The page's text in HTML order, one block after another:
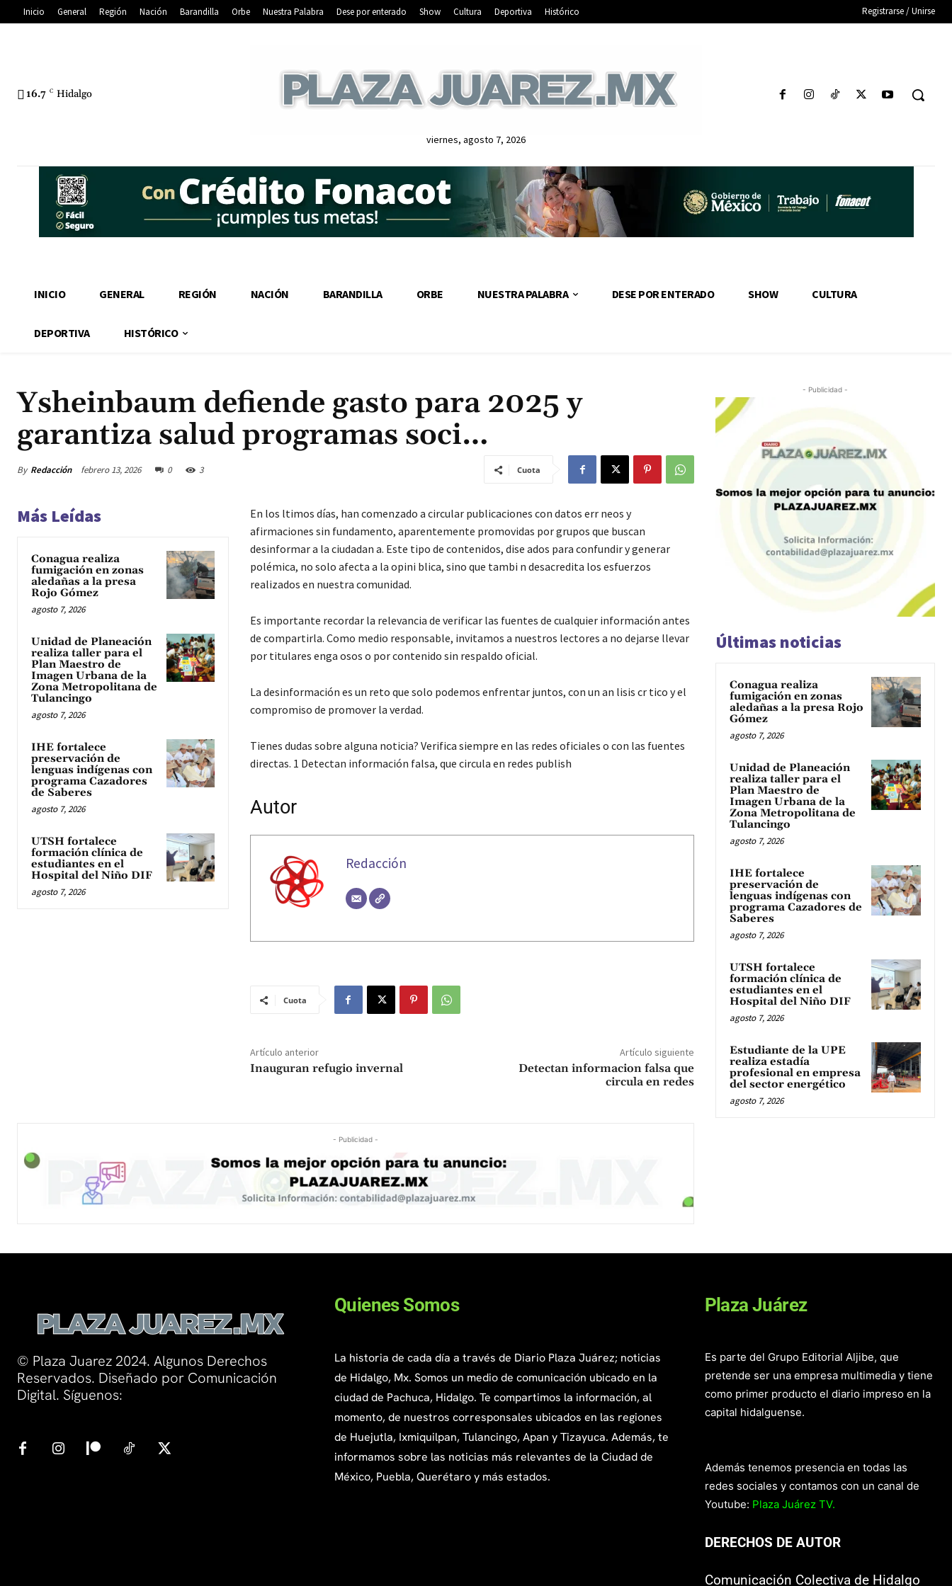
Inicio General Región Nación Barandilla Orbe Nuestra Palabra Dese por enterado Show Cultura Deportiva Histórico Registrarse / Unirse
16.7 C Hidalgo
viernes, agosto 7, 2026
INICIO GENERAL REGIÓN NACIÓN BARANDILLA ORBE NUESTRA PALABRA DESE POR ENTERADO SHOW CULTURA
DEPORTIVA HISTÓRICO
Ysheinbaum defiende gasto para 2025 y
garantiza salud programas soci…
By Redacción febrero 13, 2026 0 3 Cuota
Más Leídas
Conagua realiza
fumigación en zonas
aledañas a la presa
Rojo Gómez
agosto 7, 2026
Unidad de Planeación
realiza taller para el
Plan Maestro de
Imagen Urbana de la
Zona Metropolitana de
Tulancingo
agosto 7, 2026
IHE fortalece
preservación de
lenguas indígenas con
programa Cazadores
de Saberes
agosto 7, 2026
UTSH fortalece
formación clínica de
estudiantes en el
Hospital del Niño DIF
agosto 7, 2026
En los ltimos días, han comenzado a circular publicaciones con datos err neos y
afirmaciones sin fundamento, aparentemente promovidas por grupos que buscan
desinformar a la ciudadan a. Este tipo de contenidos, dise ados para confundir y generar
polémica, no solo afecta a la opini blica, sino que tambi n desacredita los esfuerzos
realizados en nuestra comunidad.
Es importante recordar la relevancia de verificar las fuentes de cualquier información antes
de compartirla. Como medio responsable, invitamos a nuestros lectores a no dejarse llevar
por titulares enga osos o por contenido sin respaldo oficial.
La desinformación es un reto que solo podemos enfrentar juntos, con un an lisis cr tico y el
compromiso de promover la verdad.
Tienes dudas sobre alguna noticia? Verifica siempre en las redes oficiales o con las fuentes
directas. 1 Detectan información falsa, que circula en redes publish
Autor
Redacción
Cuota
Artículo anterior
Inauguran refugio invernal
Artículo siguiente
Detectan informacion falsa que
circula en redes
- Publicidad -
- Publicidad -
Últimas noticias
Conagua realiza
fumigación en zonas
aledañas a la presa Rojo
Gómez
agosto 7, 2026
Unidad de Planeación
realiza taller para el
Plan Maestro de
Imagen Urbana de la
Zona Metropolitana de
Tulancingo
agosto 7, 2026
IHE fortalece
preservación de
lenguas indígenas con
programa Cazadores de
Saberes
agosto 7, 2026
UTSH fortalece
formación clínica de
estudiantes en el
Hospital del Niño DIF
agosto 7, 2026
Estudiante de la UPE
realiza estadía
profesional en empresa
del sector energético
agosto 7, 2026
© Plaza Juarez 2024. Algunos Derechos
Reservados. Diseñado por Comunicación
Digital. Síguenos:
Quienes Somos
La historia de cada día a través de Diario Plaza Juárez; noticias
de Hidalgo, Mx. Somos un medio de comunicación ubicado en la
ciudad de Pachuca, Hidalgo. Te compartimos la información, al
momento, de nuestros corresponsales ubicados en las regiones
de Huejutla, Ixmiquilpan, Tulancingo, Apan y Tizayuca. Además, te
informamos sobre las noticias más relevantes de la Ciudad de
México, Puebla, Querétaro y más estados.
Plaza Juárez
Es parte del Grupo Editorial Aljibe, que
pretende ser una empresa multimedia y tiene
como primer producto el diario impreso en la
capital hidalguense.
Además tenemos presencia en todas las
redes sociales y contamos con un canal de
Youtube: Plaza Juárez TV.
DERECHOS DE AUTOR
Comunicación Colectiva de Hidalgo